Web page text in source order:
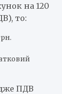
на 120
то:
ПДВ